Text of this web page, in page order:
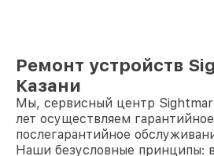
Ремонт устройств
Казани
Мы, сервисный центр
лет осуществляем
послегарантийное
Наши безусловные принципы: